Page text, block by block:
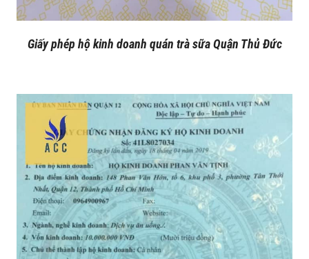
Giấy phép hộ kinh doanh quán trà sữa Quận Thủ Đức